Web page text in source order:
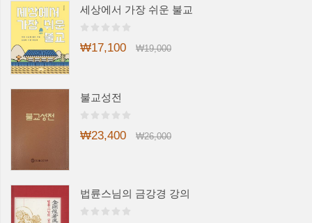
세상에서 가장 쉬운 불교
₩17,100 ₩19,000
불교성전
₩23,400 ₩26,000
법륜스님의 금강경 강의